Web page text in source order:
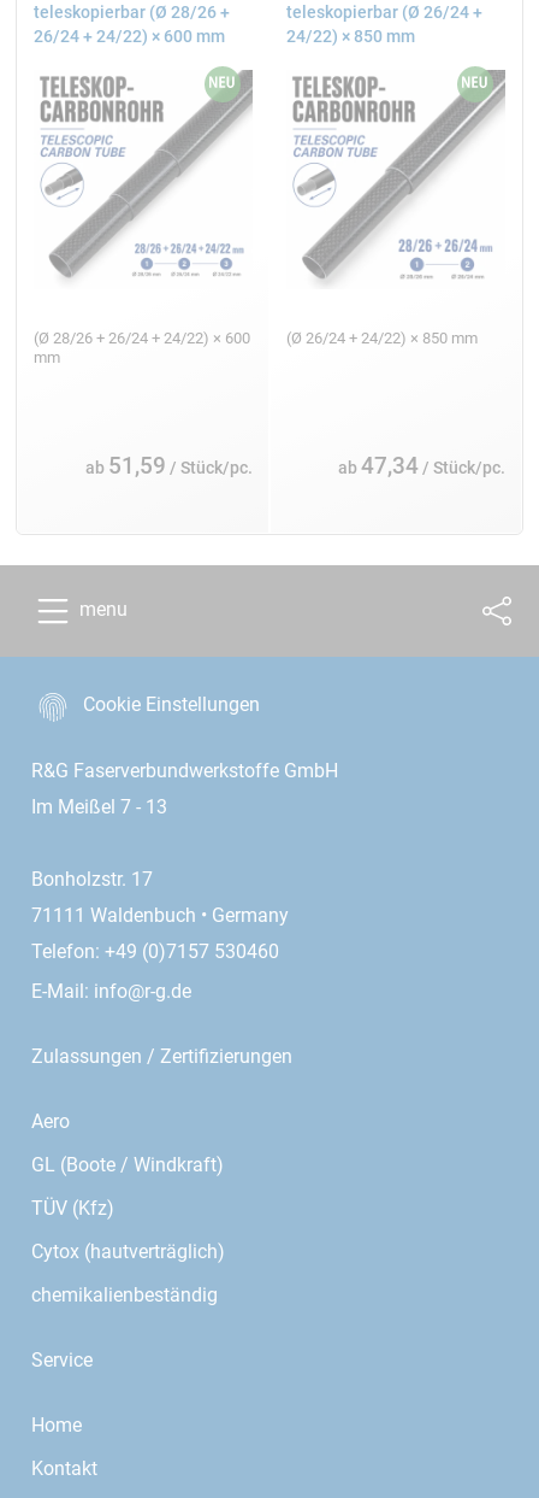
teleskopierbar (Ø 28/26 +
26/24 + 24/22) × 600 mm
(Ø 28/26 + 26/24 + 24/22) × 600
mm
ab 51,59 / Stück/pc.
teleskopierbar (Ø 26/24 +
24/22) × 850 mm
(Ø 26/24 + 24/22) × 850 mm
ab47,34/ Stück/pc.
menu
Cookie Einstellungen
R&G Faserverbundwerkstoffe GmbH
Im Meißel 7 - 13
Bonholzstr. 17
71111 Waldenbuch • Germany
Telefon: +49 (0)7157 530460
E-Mail: info@r-g.de
Zulassungen / Zertifizierungen
Aero
GL (Boote / Windkraft)
TÜV (Kfz)
Cytox (hautverträglich)
chemikalienbeständig
Service
Home
Kontakt